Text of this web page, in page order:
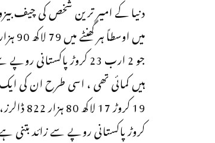
جو 2 ارب 23 کروڑ پاکستانی
ہیں کمائی تھی ، اسی طرح ان کی
کروڑ پاکستانی روپے سے زائد بتنی